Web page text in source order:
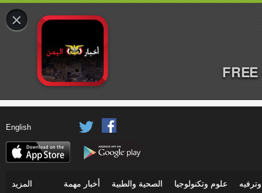
English
علوم وتكنولوجيا الصحية والطبية أخبار مهمة المزيد
×